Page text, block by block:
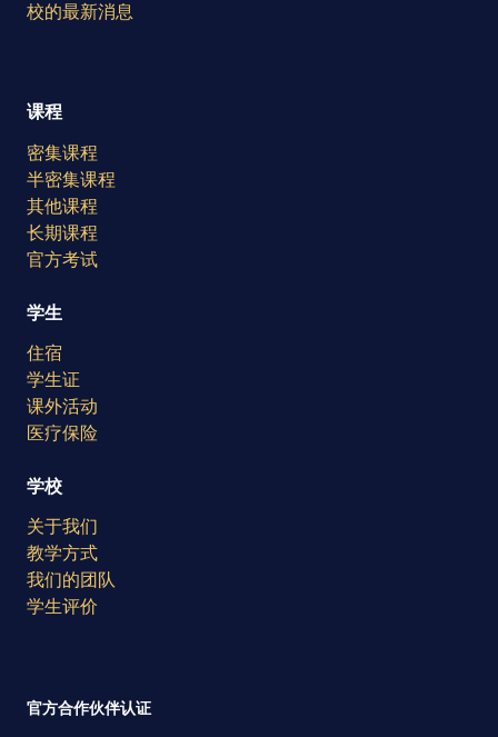
校的最新消息
课程
密集课程
半密集课程
其他课程
长期课程
官方考试
学生
住宿
学生证
课外活动
医疗保险
学校
关于我们
教学方式
我们的团队
学生评价
官方合作伙伴认证